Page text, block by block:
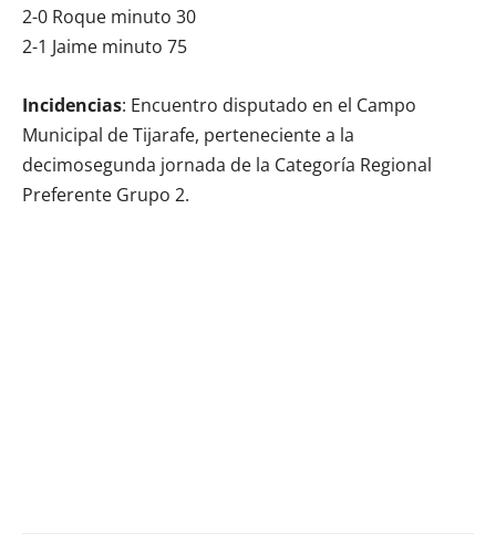
2-0 Roque minuto 30
2-1 Jaime minuto 75
Incidencias: Encuentro disputado en el Campo
Municipal de Tijarafe, perteneciente a la
decimosegunda jornada de la Categoría Regional
Preferente Grupo 2.